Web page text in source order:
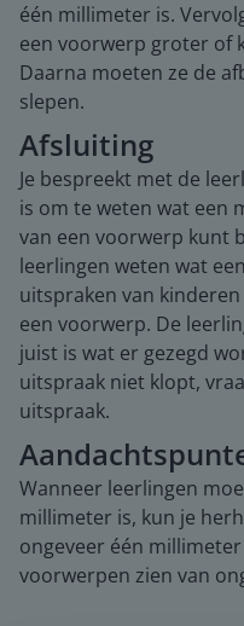
één millimeter is.
een voorwerp groter of
Daarna moeten ze de
slepen.
Afsluiting
Je bespreekt met de
is om te weten wat een
van een voorwerp kunt
leerlingen weten wat
uitspraken van
een voorwerp. De
juist is wat er gezegd
uitspraak niet klopt,
uitspraak.
Wanneer leerlingen
millimeter is, kun je
ongeveer één
voorwerpen zien van